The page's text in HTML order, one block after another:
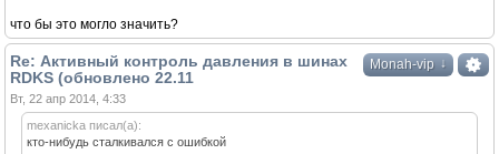
что бы это могло значить?
Monah-vip ↓
Re: Активный контроль давления в шинах
RDKS (обновлено 22.11
Вт, 22 апр 2014, 4:33
mexanicka писал(а):
кто-нибудь сталкивался с ошибкой